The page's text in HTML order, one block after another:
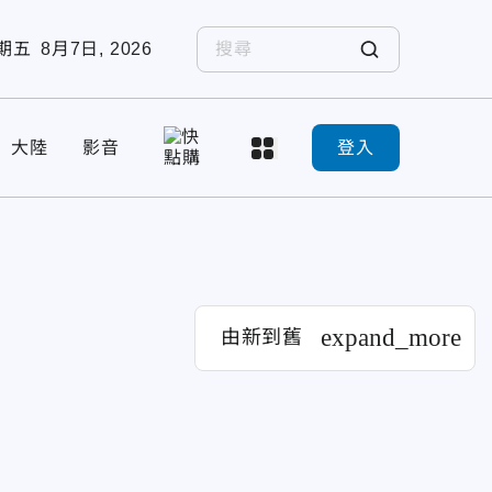
五 8月7日, 2026
大陸 影音 登入
由新到舊 expand_more